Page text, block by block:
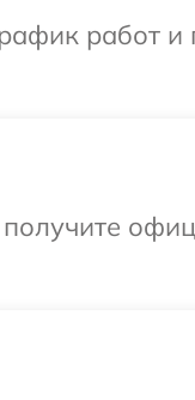
работ и